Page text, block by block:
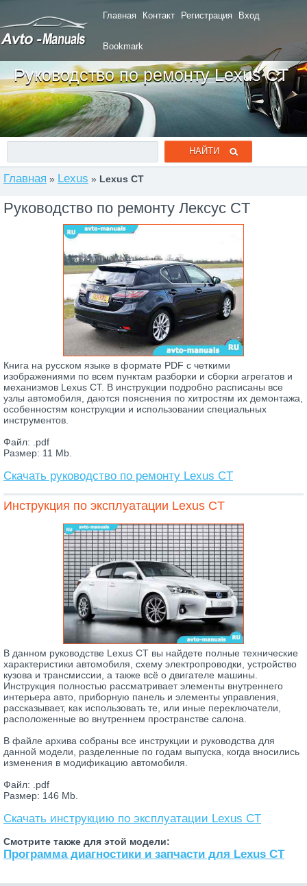
Главная Контакт Регистрация Вход
Bookmark
Руководство по ремонту Lexus CT
Главная » Lexus » Lexus CT
Руководство по ремонту Лексус CT
Книга на русском языке в формате PDF с четкими
изображениями по всем пунктам разборки и сборки агрегатов и
механизмов Lexus CT. В инструкции подробно расписаны все
узлы автомобиля, даются пояснения по хитростям их демонтажа,
особенностям конструкции и использовании специальных
инструментов.
Файл: .pdf
Размер: 11 Mb.
Скачать руководство по ремонту Lexus CT
Инструкция по эксплуатации Lexus CT
В данном руководстве Lexus CT вы найдете полные технические
характеристики автомобиля, схему электропроводки, устройство
кузова и трансмиссии, а также всё о двигателе машины.
Инструкция полностью рассматривает элементы внутреннего
интерьера авто, приборную панель и элементы управления,
рассказывает, как использовать те, или иные переключатели,
расположенные во внутреннем пространстве салона.
В файле архива собраны все инструкции и руководства для
данной модели, разделенные по годам выпуска, когда вносились
изменения в модификацию автомобиля.
Файл: .pdf
Размер: 146 Mb.
Скачать инструкцию по эксплуатации Lexus CT
Смотрите также для этой модели:
Программа диагностики и запчасти для Lexus CT